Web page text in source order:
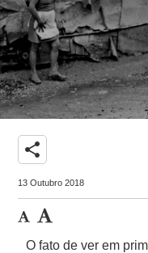
share
13 Outubro 2018
O fato de ver em